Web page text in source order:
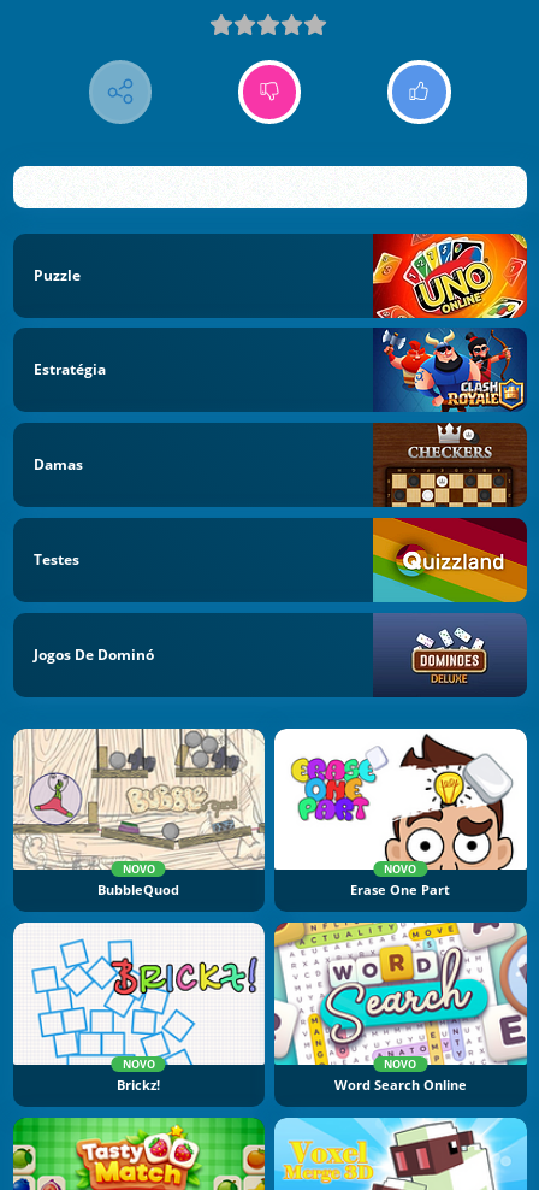
Puzzle
Estratégia
Damas
Testes
Jogos De Dominó
NOVO
BubbleQuod
NOVO
Erase One Part
NOVO
Brickz!
NOVO
Word Search Online